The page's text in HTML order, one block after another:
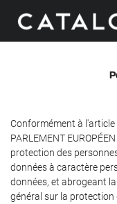
Conformément à l'article
PARLEMENT
protection des
données à caractère
données, et abrogeant
général sur la protection